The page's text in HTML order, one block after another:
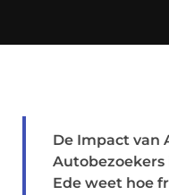
De Impact van
Ede weet hoe